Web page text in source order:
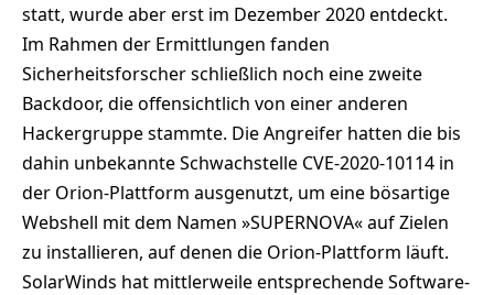
statt, wurde aber erst im Dezember 2020 entdeckt.
Im Rahmen der Ermittlungen fanden
Sicherheitsforscher schließlich noch eine zweite
Backdoor, die offensichtlich von einer anderen
Hackergruppe stammte. Die Angreifer hatten die bis
dahin unbekannte Schwachstelle CVE-2020-10114 in
der Orion-Plattform ausgenutzt, um eine bösartige
Webshell mit dem Namen »SUPERNOVA« auf Zielen
zu installieren, auf denen die Orion-Plattform läuft.
SolarWinds hat mittlerweile entsprechende Software-